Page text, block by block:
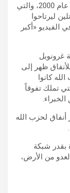
ويقول بلانفورد إن الأنفاق التي بنيت في مطلع عام 2000، والتي
ليرتاحوا
الفيديو «أكبر
غرونوبل
ظهر إلى
حزب الله كانوا
تملك تفوقاً
وتدمير أنفاق لحزب الله
بقدر شبكة
من الأرض،